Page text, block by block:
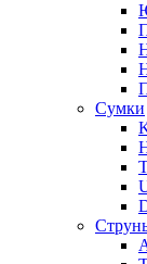
Сумки